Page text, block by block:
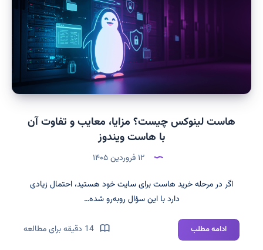
مزایا،
معایب
هاست لینوکس چیست؟ مزایا، معایب و تفاوت آن
با هاست ویندوز
اگر در مرحله خرید هاست برای سایت خود هستید، احتمال زیادی
دارد با این سؤال روبه‌رو شده…
ادامه مطلبهاست
لینوکس